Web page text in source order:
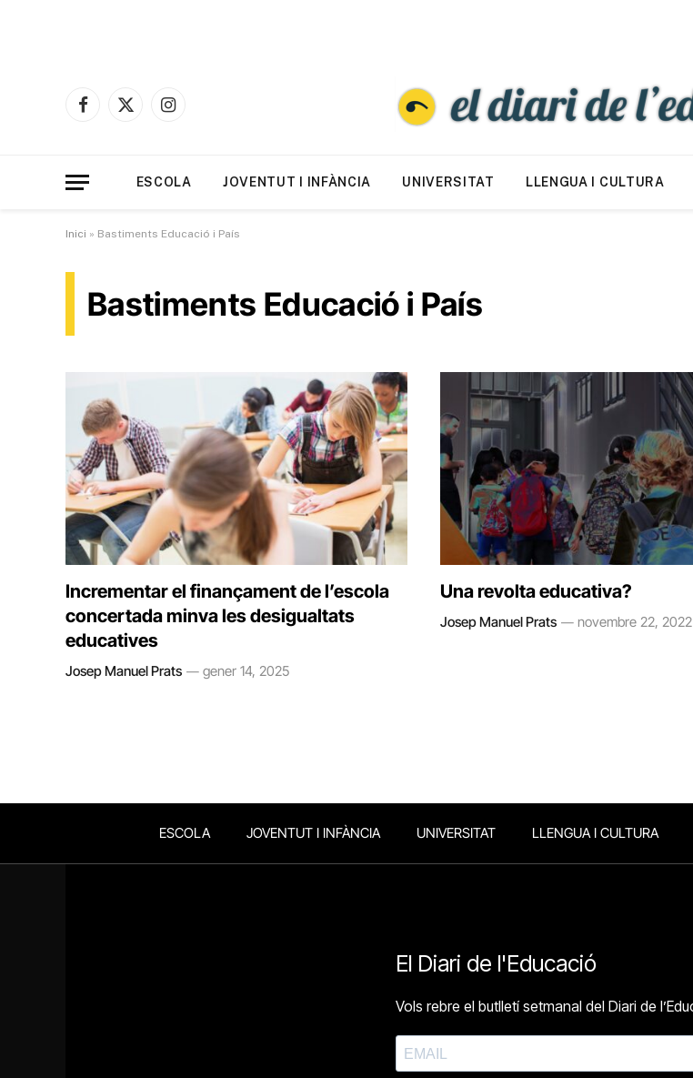
Facebook
X
Instagram
ESCOLA JOVENTUT I INFÀNCIA UNIVERSITAT LLENGUA I CULTURA
Inici » Bastiments Educació i País
Bastiments Educació i País
Incrementar el finançament de l’escola
concertada minva les desigualtats
educatives
Josep Manuel Prats gener 14, 2025
Una revolta educativa?
Josep Manuel Prats novembre 22, 2022
ESCOLA JOVENTUT I INFÀNCIA UNIVERSITAT LLENGUA I CULTURA